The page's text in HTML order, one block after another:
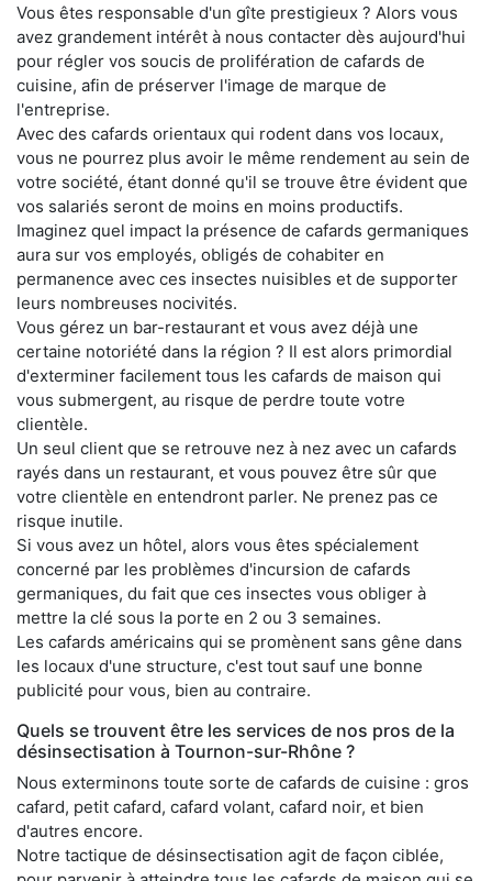
Vous êtes responsable d'un gîte prestigieux ? Alors vous
avez grandement intérêt à nous contacter dès aujourd'hui
pour régler vos soucis de prolifération de cafards de
cuisine, afin de préserver l'image de marque de
l'entreprise.
Avec des cafards orientaux qui rodent dans vos locaux,
vous ne pourrez plus avoir le même rendement au sein de
votre société, étant donné qu'il se trouve être évident que
vos salariés seront de moins en moins productifs.
Imaginez quel impact la présence de cafards germaniques
aura sur vos employés, obligés de cohabiter en
permanence avec ces insectes nuisibles et de supporter
leurs nombreuses nocivités.
Vous gérez un bar-restaurant et vous avez déjà une
certaine notoriété dans la région ? Il est alors primordial
d'exterminer facilement tous les cafards de maison qui
vous submergent, au risque de perdre toute votre
clientèle.
Un seul client que se retrouve nez à nez avec un cafards
rayés dans un restaurant, et vous pouvez être sûr que
votre clientèle en entendront parler. Ne prenez pas ce
risque inutile.
Si vous avez un hôtel, alors vous êtes spécialement
concerné par les problèmes d'incursion de cafards
germaniques, du fait que ces insectes vous obliger à
mettre la clé sous la porte en 2 ou 3 semaines.
Les cafards américains qui se promènent sans gêne dans
les locaux d'une structure, c'est tout sauf une bonne
publicité pour vous, bien au contraire.
Quels se trouvent être les services de nos pros de la
désinsectisation à Tournon-sur-Rhône ?
Nous exterminons toute sorte de cafards de cuisine : gros
cafard, petit cafard, cafard volant, cafard noir, et bien
d'autres encore.
Notre tactique de désinsectisation agit de façon ciblée,